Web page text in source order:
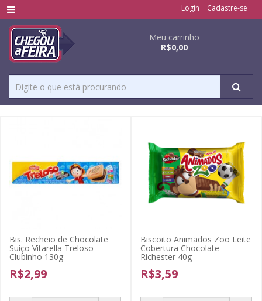
Login Cadastre-se
Meu carrinho
R$0,00
Bis. Recheio de Chocolate
Suíço Vitarella Treloso
Clubinho 130g
R$2,99
Biscoito Animados Zoo Leite
Cobertura Chocolate
Richester 40g
R$3,59